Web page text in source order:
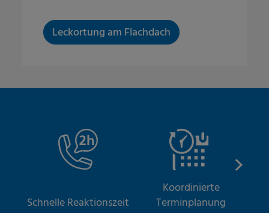
Leckortung am Flachdach
Schnelle Reaktionszeit
Koordinierte
Terminplanung